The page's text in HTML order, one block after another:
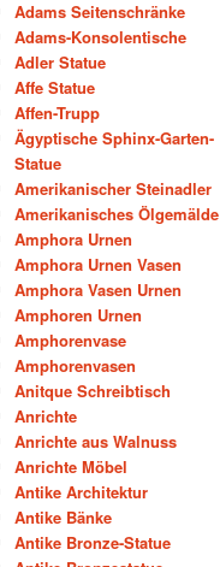
Adams Seitenschränke
Adams-Konsolentische
Adler Statue
Affe Statue
Affen-Trupp
Ägyptische Sphinx-Garten-
Statue
Amerikanischer Steinadler
Amerikanisches Ölgemälde
Amphora Urnen
Amphora Urnen Vasen
Amphora Vasen Urnen
Amphoren Urnen
Amphorenvase
Amphorenvasen
Anitque Schreibtisch
Anrichte
Anrichte aus Walnuss
Anrichte Möbel
Antike Architektur
Antike Bänke
Antike Bronze-Statue